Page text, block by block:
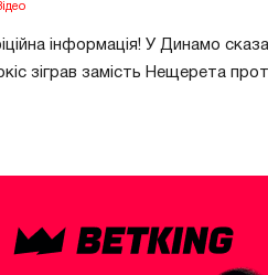
інформація! У Динамо
зіграв замість Нещерета